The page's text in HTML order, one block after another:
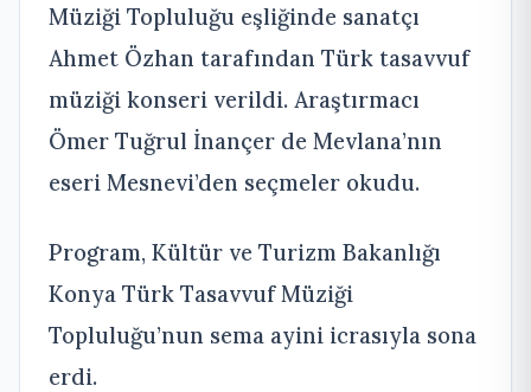
Müziği Topluluğu eşliğinde sanatçı
Ahmet Özhan tarafından Türk tasavvuf
müziği konseri verildi. Araştırmacı
Ömer Tuğrul İnançer de Mevlana’nın
eseri Mesnevi’den seçmeler okudu.
Program, Kültür ve Turizm Bakanlığı
Konya Türk Tasavvuf Müziği
Topluluğu’nun sema ayini icrasıyla sona
erdi.